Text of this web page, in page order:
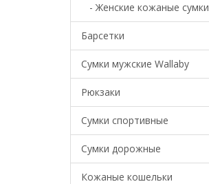
- Женские кожаные сумки
Барсетки
Cумки мужские Wallaby
Рюкзаки
Сумки спортивные
Сумки дорожные
Кожаные кошельки